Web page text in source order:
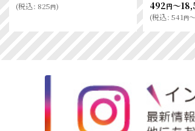
(税込: 478円)
(税込:982円)